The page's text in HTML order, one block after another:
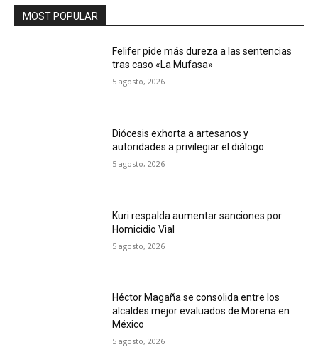
MOST POPULAR
Felifer pide más dureza a las sentencias
tras caso «La Mufasa»
5 agosto, 2026
Diócesis exhorta a artesanos y
autoridades a privilegiar el diálogo
5 agosto, 2026
Kuri respalda aumentar sanciones por
Homicidio Vial
5 agosto, 2026
Héctor Magaña se consolida entre los
alcaldes mejor evaluados de Morena en
México
5 agosto, 2026